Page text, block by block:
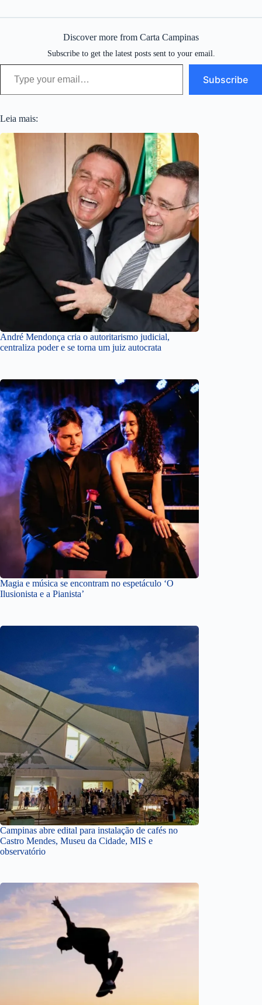
Discover more from Carta Campinas
Subscribe to get the latest posts sent to your email.
Type your email…
Subscribe
Leia mais:
André Mendonça cria o autoritarismo judicial,
centraliza poder e se torna um juiz autocrata
Magia e música se encontram no espetáculo ‘O
Ilusionista e a Pianista’
Campinas abre edital para instalação de cafés no
Castro Mendes, Museu da Cidade, MIS e
observatório